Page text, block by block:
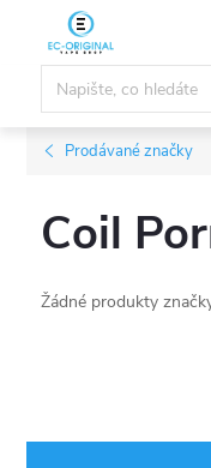
obsah
Prodávané značky
Coil
Žádné produkty